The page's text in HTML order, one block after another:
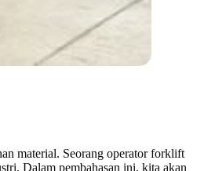
material. Seorang operator forklift
Dalam pembahasan ini, kita akan